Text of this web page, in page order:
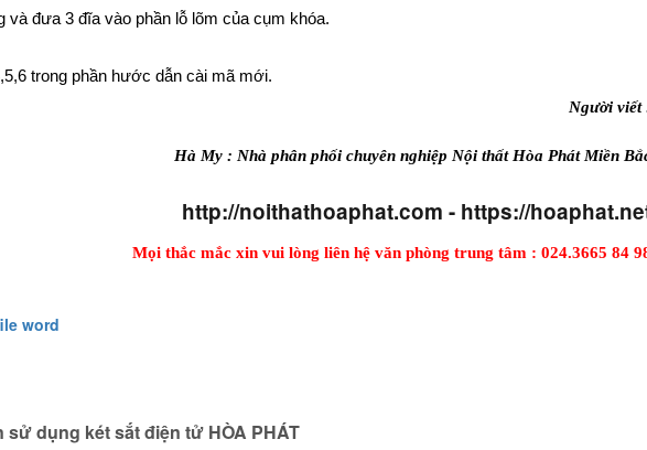
và đưa 3 đĩa vào phần lỗ lõm của cụm khóa.
trong phần hước dẫn cài mã mới.
Người viết
Hà My : Nhà phân phối chuyên nghiệp Nội thất Hòa Phát Miền
http://noithathoaphat.com - https://
Mọi thắc mắc xin vui lòng liên hệ văn phòng trung tâm : 024.3665 84
word
dụng két sắt điện tử HÒA PHÁT